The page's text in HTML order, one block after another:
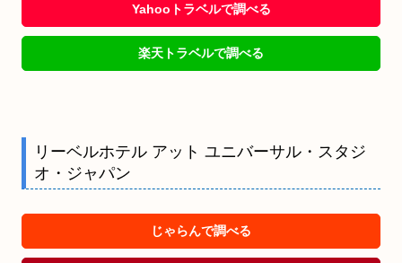
Yahooトラベルで調べる
楽天トラベルで調べる
リーベルホテル アット ユニバーサル・スタジ
オ・ジャパン
じゃらんで調べる